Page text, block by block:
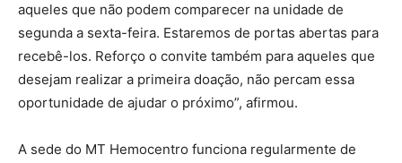
aqueles que não podem comparecer na unidade de
segunda a sexta-feira. Estaremos de portas abertas para
recebê-los. Reforço o convite também para aqueles que
desejam realizar a primeira doação, não percam essa
oportunidade de ajudar o próximo”, afirmou.
A sede do MT Hemocentro funciona regularmente de